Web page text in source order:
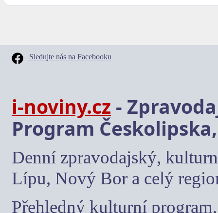
Sledujte nás na Facebooku
i-noviny.cz -
Program
Denní zpravodajský,
Lípu, Nový Bor a celý
Přehledný kulturní